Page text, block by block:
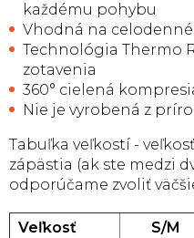
každému pohybu
Vhodná na
Technológia Thermo
zotavenia
360° cielená
Nie je vyrobená z
Tabuľka veľkostí -
zápästia (ak ste medzi
odporúčame zvoliť
Veľkosť S/M